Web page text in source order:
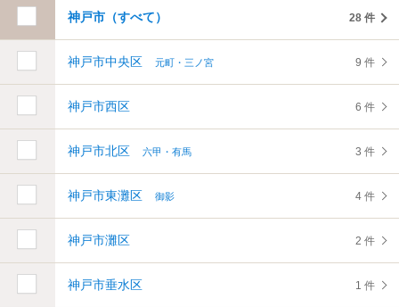
神戸市（すべて） 28 件
神戸市中央区 元町・三ノ宮 9 件
神戸市西区 6 件
神戸市北区 六甲・有馬 3 件
神戸市東灘区 御影 4 件
神戸市灘区 2 件
神戸市垂水区 1 件